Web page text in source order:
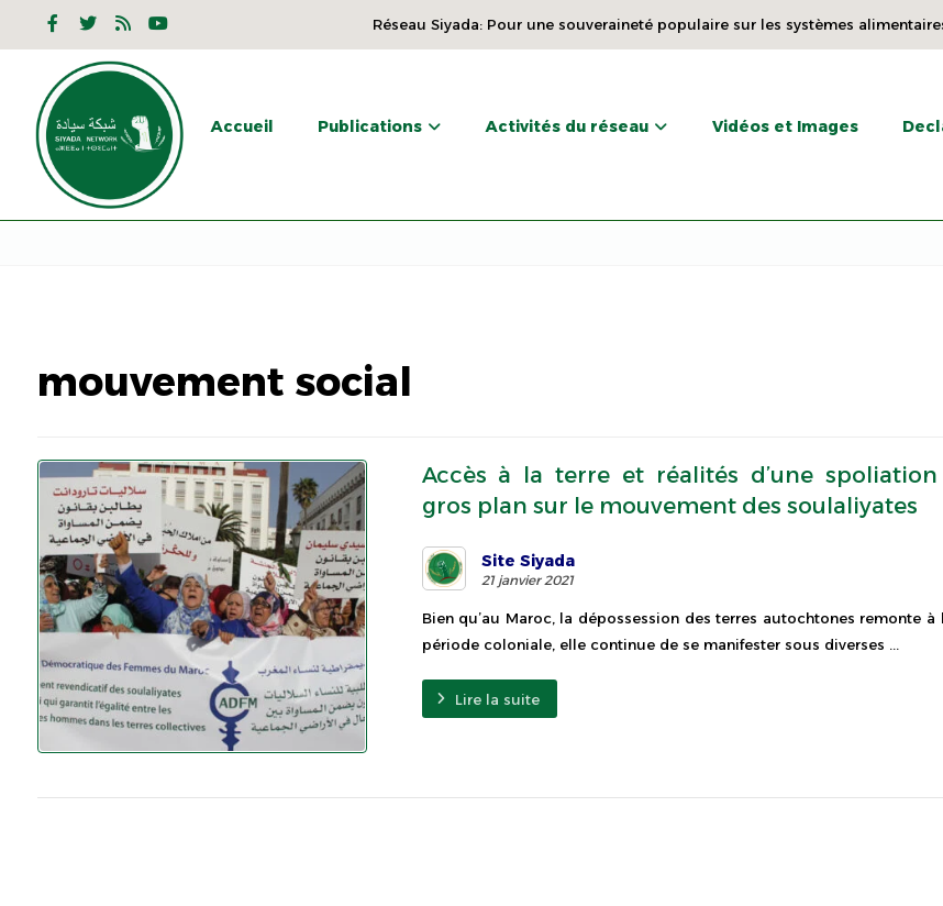
Réseau Siyada: Pour une souveraineté populaire sur les systèmes
Accueil Publications Activités du réseau Vidéos et Images
mouvement social
Accès à la terre et réalités d’une
gros plan sur le mouvement des soulaliyates
Site Siyada
21 janvier 2021
Bien qu’au Maroc, la dépossession des terres autochtones remonte à
période coloniale, elle continue de se manifester sous diverses ...
Lire la suite